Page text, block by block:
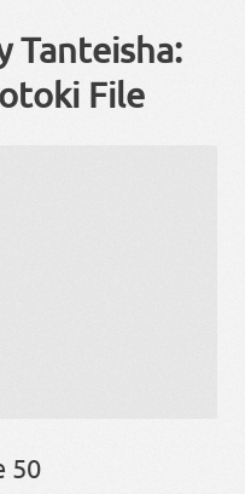
Tanteisha:
File
50